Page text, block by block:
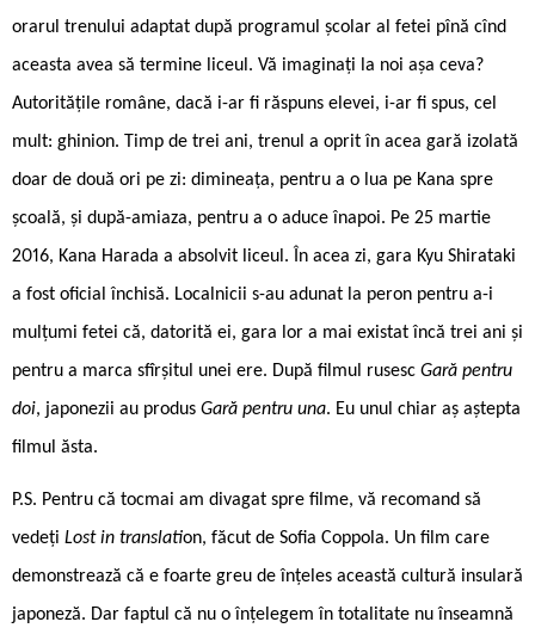
orarul trenului adaptat după programul școlar al fetei pînă cînd
aceasta avea să termine liceul. Vă imaginați la noi așa ceva?
Autoritățile române, dacă i-ar fi răspuns elevei, i-ar fi spus, cel
mult: ghinion. Timp de trei ani, trenul a oprit în acea gară izolată
doar de două ori pe zi: dimineața, pentru a o lua pe Kana spre
școală, și după-amiaza, pentru a o aduce înapoi. Pe 25 martie
2016, Kana Harada a absolvit liceul. În acea zi, gara Kyu Shirataki
a fost oficial închisă. Localnicii s-au adunat la peron pentru a-i
mulțumi fetei că, datorită ei, gara lor a mai existat încă trei ani și
pentru a marca sfîrșitul unei ere. După filmul rusesc Gară pentru
doi, japonezii au produs Gară pentru una. Eu unul chiar aș aștepta
filmul ăsta.
P.S. Pentru că tocmai am divagat spre filme, vă recomand să
vedeți Lost in translation, făcut de Sofia Coppola. Un film care
demonstrează că e foarte greu de înțeles această cultură insulară
japoneză. Dar faptul că nu o înțelegem în totalitate nu înseamnă